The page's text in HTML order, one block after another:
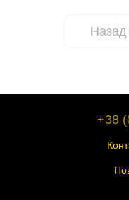
Назад
+38